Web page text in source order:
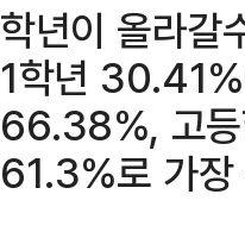
학년이 올라갈
1학년
66.38%, 고등
61.3%로 가장